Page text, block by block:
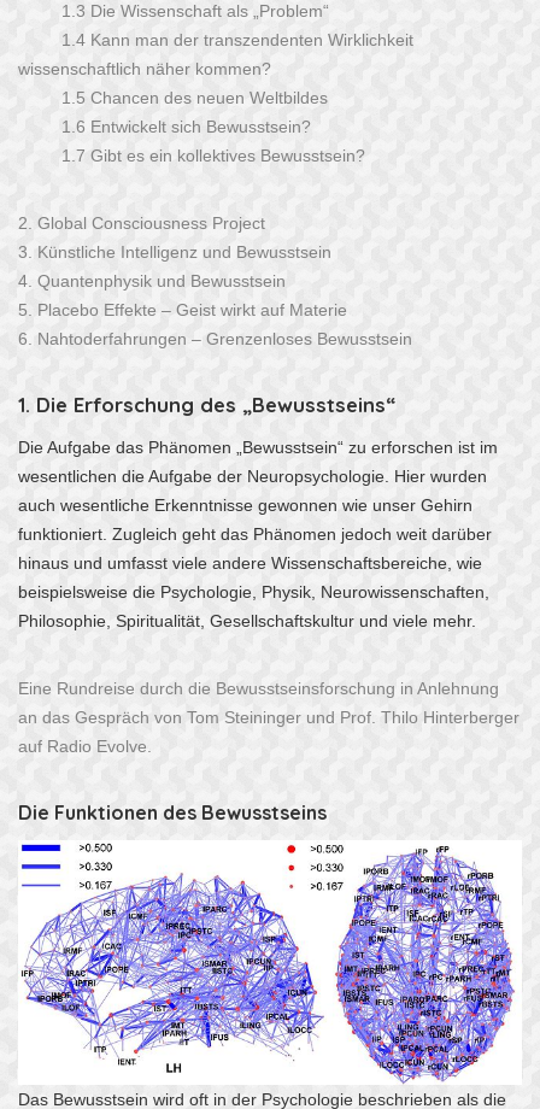
1.3 Die Wissenschaft als „Problem“
1.4 Kann man der transzendenten Wirklichkeit
wissenschaftlich näher kommen?
1.5 Chancen des neuen Weltbildes
1.6 Entwickelt sich Bewusstsein?
1.7 Gibt es ein kollektives Bewusstsein?
2. Global Consciousness Project
3. Künstliche Intelligenz und Bewusstsein
4. Quantenphysik und Bewusstsein
5. Placebo Effekte – Geist wirkt auf Materie
6. Nahtoderfahrungen – Grenzenloses Bewusstsein
1. Die Erforschung des „Bewusstseins“
Die Aufgabe das Phänomen „Bewusstsein“ zu erforschen ist im
wesentlichen die Aufgabe der Neuropsychologie. Hier wurden
auch wesentliche Erkenntnisse gewonnen wie unser Gehirn
funktioniert. Zugleich geht das Phänomen jedoch weit darüber
hinaus und umfasst viele andere Wissenschaftsbereiche, wie
beispielsweise die Psychologie, Physik, Neurowissenschaften,
Philosophie, Spiritualität, Gesellschaftskultur und viele mehr.
Eine Rundreise durch die Bewusstseinsforschung in Anlehnung
an das Gespräch von Tom Steininger und Prof. Thilo Hinterberger
auf Radio Evolve
Die Funktionen des Bewusstseins
Das Bewusstsein wird oft in der Psychologie beschrieben als die